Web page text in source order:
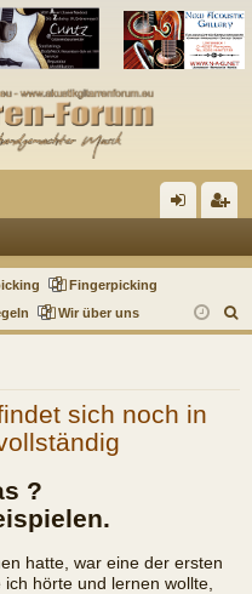
m ist
rie
Fingerpicking
Wir über uns
u
sich noch in
?
hatte, war eine der ersten
hörte und lernen wollte,